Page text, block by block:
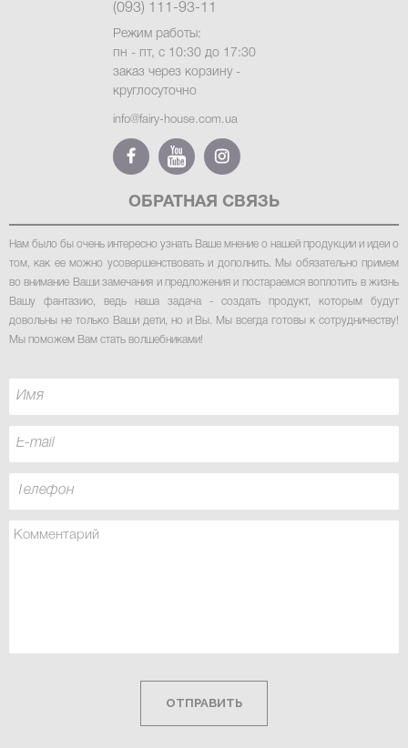
(093) 111-93-11
Режим работы:
пн - пт, с 10:30 до 17:30
заказ через корзину -
круглосуточно
info@fairy-house.com.ua
ОБРАТНАЯ СВЯЗЬ
Нам было бы очень интересно узнать Ваше мнение о нашей продукции и идеи о
том, как ее можно усовершенствовать и дополнить. Мы обязательно примем
во внимание Ваши замечания и предложения и постараемся воплотить в жизнь
Вашу фантазию, ведь наша задача - создать продукт, которым будут
довольны не только Ваши дети, но и Вы. Мы всегда готовы к сотрудничеству!
Мы поможем Вам стать волшебниками!
ОТПРАВИТЬ